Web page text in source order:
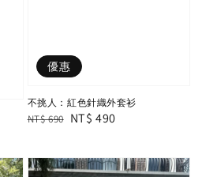
優惠
不挑人：紅色針織外套衫
Regular
NT$ 690 Sale
NT$ 490